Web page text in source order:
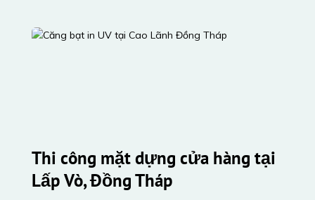
Thi công mặt dựng cửa hàng tại
Lấp Vò, Đồng Tháp